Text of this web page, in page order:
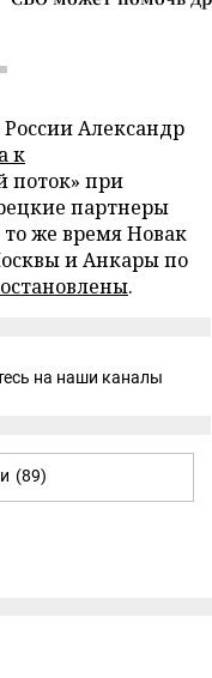
Александр
к
поток» при
партнеры
то же время Новак
и Анкары по
.
на наши каналы
(89)